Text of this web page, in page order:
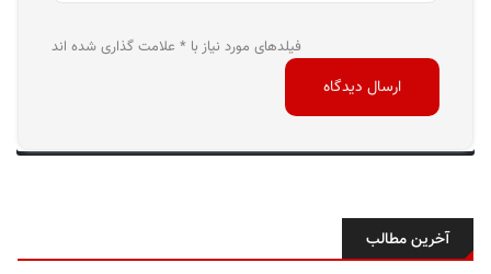
فیلدهای مورد نیاز با * علامت گذاری شده اند
آخرین مطالب